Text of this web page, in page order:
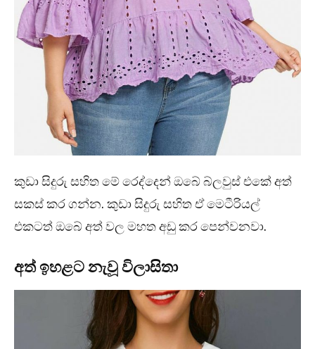
කුඩා සිදුරු සහිත මේ රෙද්දෙන් ඔබේ බ්ලවුස් එකේ අත්
සකස් කර ගන්න. කුඩා සිදුරු සහිත ඒ මෙටීරියල්
එකටත් ඔබේ අත් වල මහත අඩු කර පෙන්වනවා.
අත් ඉහළට නැවූ විලාසිතා